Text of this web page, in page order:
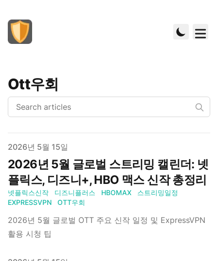
Ott우회
Published on
2026년 5월 15일
2026년 5월 글로벌 스트리밍 캘린더: 넷
플릭스, 디즈니+, HBO 맥스 신작 총정리
넷플릭스신작 디즈니플러스 HBOMAX
스트리밍일정
EXPRESSVPN
OTT우회
2026년 5월 글로벌 OTT 주요 신작 일정 및 ExpressVPN
활용 시청 팁